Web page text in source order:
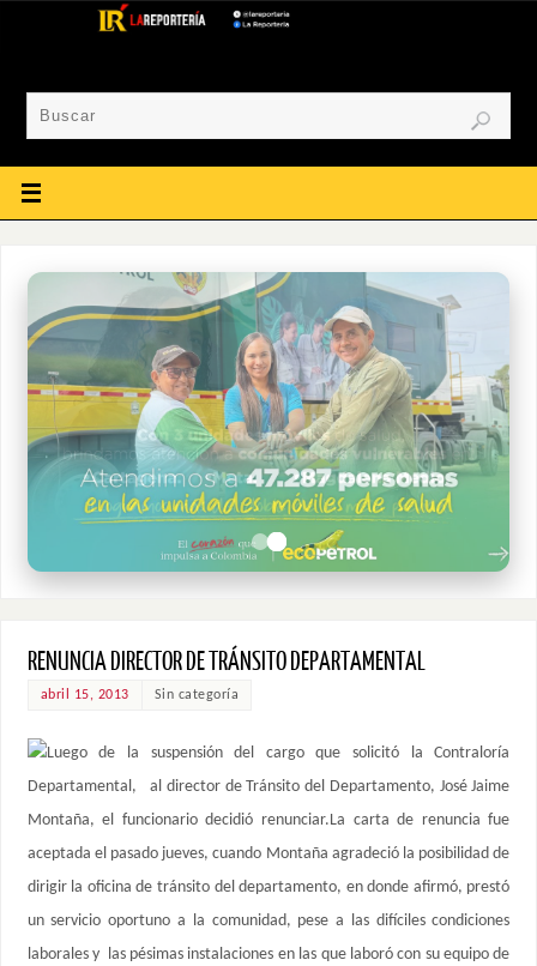
RENUNCIA DIRECTOR DE TRÁNSITO DEPARTAMENTAL
abril 15, 2013 Sin categoría
Luego de la suspensión del cargo que solicitó la Contraloría
Departamental, al director de Tránsito del Departamento, José Jaime
Montaña, el funcionario decidió renunciar.La carta de renuncia fue
aceptada el pasado jueves, cuando Montaña agradeció la posibilidad de
dirigir la oficina de tránsito del departamento, en donde afirmó, prestó
un servicio oportuno a la comunidad, pese a las difíciles condiciones
laborales y las pésimas instalaciones en las que laboró con su equipo de